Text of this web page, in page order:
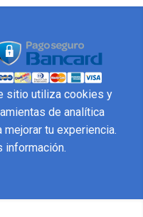
sitio utiliza cookies y
de analítica
mejorar tu experiencia.
información.